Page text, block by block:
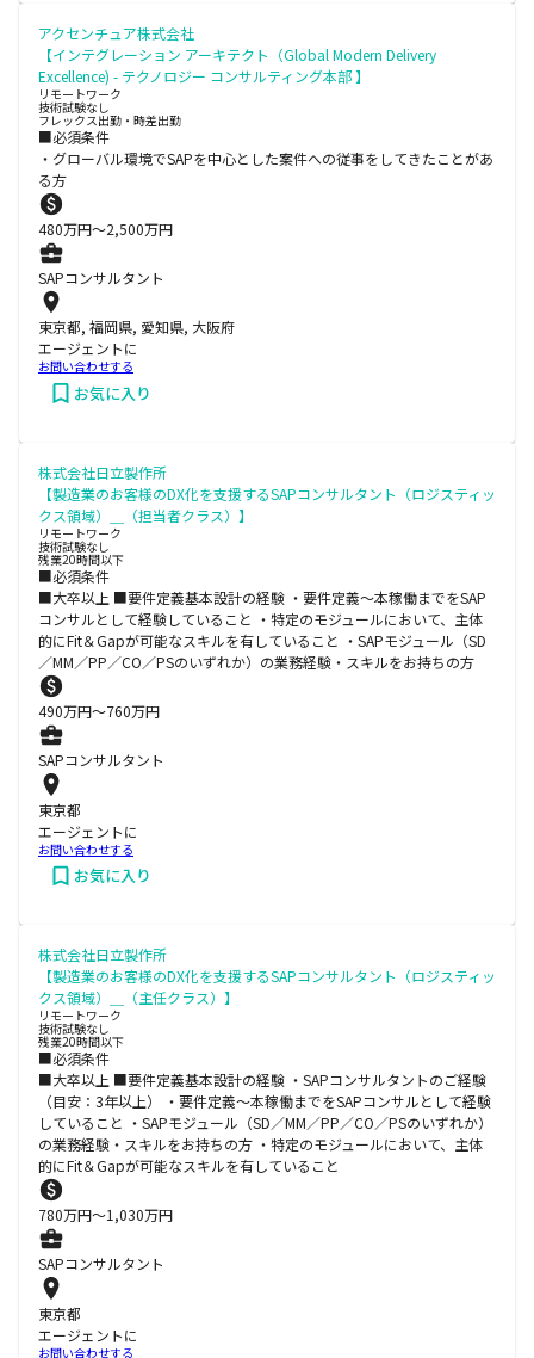
アクセンチュア株式会社
【インテグレーション アーキテクト（Global Modern Delivery
Excellence) - テクノロジー コンサルティング本部 】
リモートワーク
技術試験なし
フレックス出勤・時差出勤
■必須条件
・グローバル環境でSAPを中心とした案件への従事をしてきたことがあ
る方
480万円〜2,500万円
SAPコンサルタント
東京都, 福岡県, 愛知県, 大阪府
エージェントに
お問い合わせする
お気に入り
株式会社日立製作所
【製造業のお客様のDX化を支援するSAPコンサルタント（ロジスティッ
クス領域）＿（担当者クラス）】
リモートワーク
技術試験なし
残業20時間以下
■必須条件
■大卒以上 ■要件定義基本設計の経験 ・要件定義～本稼働までをSAP
コンサルとして経験していること ・特定のモジュールにおいて、主体
的にFit＆Gapが可能なスキルを有していること ・SAPモジュール（SD
／MM／PP／CO／PSのいずれか）の業務経験・スキルをお持ちの方
490万円〜760万円
SAPコンサルタント
東京都
エージェントに
お問い合わせする
お気に入り
株式会社日立製作所
【製造業のお客様のDX化を支援するSAPコンサルタント（ロジスティッ
クス領域）＿（主任クラス）】
リモートワーク
技術試験なし
残業20時間以下
■必須条件
■大卒以上 ■要件定義基本設計の経験 ・SAPコンサルタントのご経験
（目安：3年以上） ・要件定義～本稼働までをSAPコンサルとして経験
していること ・SAPモジュール（SD／MM／PP／CO／PSのいずれか）
の業務経験・スキルをお持ちの方 ・特定のモジュールにおいて、主体
的にFit＆Gapが可能なスキルを有していること
780万円〜1,030万円
SAPコンサルタント
東京都
エージェントに
お問い合わせする